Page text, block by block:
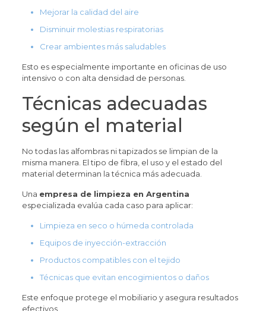
Mejorar la calidad del aire
Disminuir molestias respiratorias
Crear ambientes más saludables
Esto es especialmente importante en oficinas de uso
intensivo o con alta densidad de personas.
Técnicas adecuadas
según el material
No todas las alfombras ni tapizados se limpian de la
misma manera. El tipo de fibra, el uso y el estado del
material determinan la técnica más adecuada.
Una empresa de limpieza en Argentina
especializada evalúa cada caso para aplicar:
Limpieza en seco o húmeda controlada
Equipos de inyección-extracción
Productos compatibles con el tejido
Técnicas que evitan encogimientos o daños
Este enfoque protege el mobiliario y asegura resultados
efectivos.